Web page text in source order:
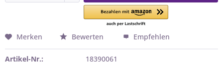
Merken Bewerten Empfehlen
Artikel-Nr.:
18390061